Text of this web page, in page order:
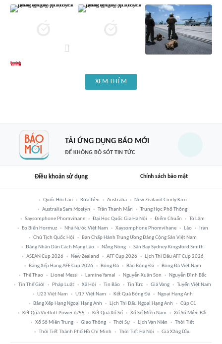
XEM THÊM
TẢI ỨNG DỤNG BÁO MỚI
ĐỂ KHÔNG BỎ SÓT TIN TỨC
Điều khoản sử dụng Chính sách bảo mật
Quốc Hội Lào Rửa Tiền Australia
New Zealand Cindy Kiro
Australia Sam Mostyn
Trần Thanh Mẫn
Trung Học Phổ Thông
Saysomphone Phomvihane
Đại Học Quốc Gia Hà Nội Điểm Chuẩn
Tô Lâm
Eo Biển Hormuz
Nhà Nước Việt Nam Xaysomphone Phomvihane Lào
Iran
Chủ Tịch Quốc Hội
Ban Chấp Hành Trung Ương Đảng Cộng Sản Việt Nam
Đảng Nhân Dân Cách Mạng Lào
Nắng Nóng
Sân Bay Sydney Kingsford Smith
ASEAN Cup 2026
New Zealand AFF Cup 2026
Lịch Thi Đấu AFF Cup 2026
Bảng Xếp Hạng AFF Cup 2026
Bóng Đá Báo Bóng Đá
Bóng Đá Việt Nam
Thể Thao
Lionel Messi Lamine Yamal Nguyễn Xuân Son
Nguyễn Đình Bắc
Tin Thế Giới
Pháp Luật Xã Hội Tin Bão Tin Tức Giá Vàng
Tuyển Việt Nam
U23 Việt Nam
U17 Việt Nam Kết Quả Bóng Đá
Ngoại Hạng Anh
Bảng Xếp Hạng Ngoại Hạng Anh
Lịch Thi Đấu Ngoại Hạng Anh
Cúp C1
Kết Quả Vietlott Power 6/55
Kết Quả Xổ Số Xổ Số Miền Nam
Xổ Số Miền Bắc
Xổ Số Miền Trung
Giao Thông Thời Sự Lịch Vạn Niên
Thời Tiết
Thời Tiết Thành Phố Hồ Chí Minh
Thời Tiết Hà Nội Giá Xăng Dầu